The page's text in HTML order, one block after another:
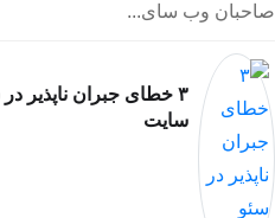
صاحبان وب سای...
۳ خطای جبران ناپذیر
سایت